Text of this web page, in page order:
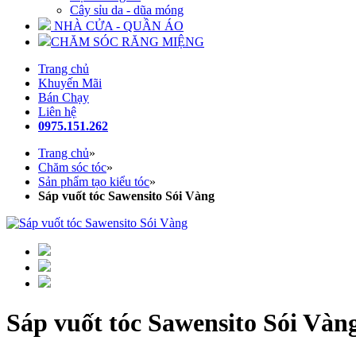
Cây sỉu da - dũa móng
NHÀ CỬA - QUẦN ÁO
CHĂM SÓC RĂNG MIỆNG
Trang chủ
Khuyến Mãi
Bán Chạy
Liên hệ
0975.151.262
Trang chủ»
Chăm sóc tóc»
Sản phẩm tạo kiểu tóc»
Sáp vuốt tóc Sawensito Sói Vàng
Sáp vuốt tóc Sawensito Sói